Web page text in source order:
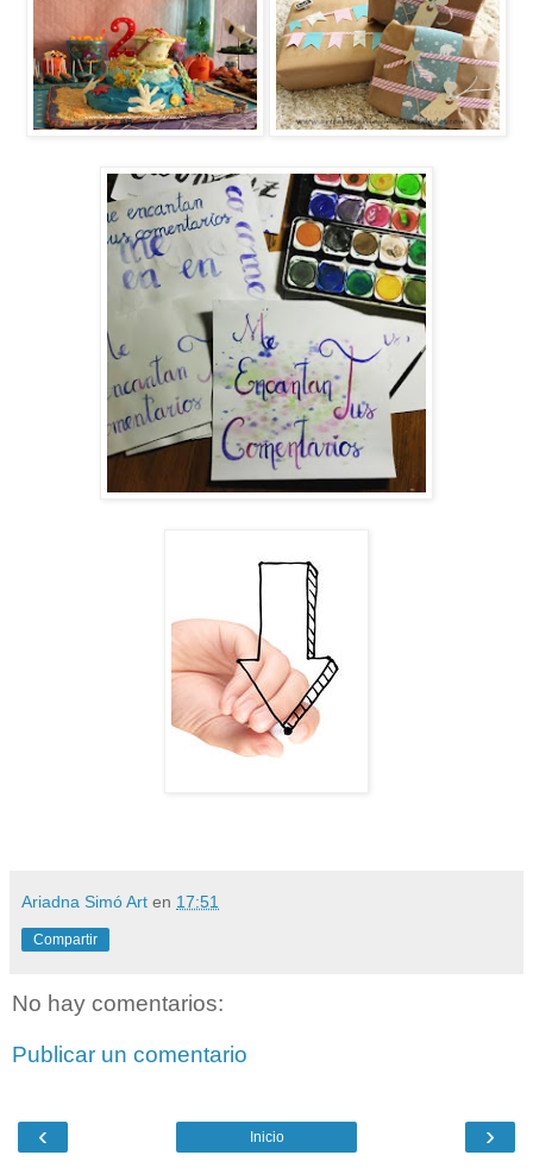
Ariadna Simó Art en 17:51
Compartir
No hay comentarios:
Publicar un comentario
‹ ›
Inicio